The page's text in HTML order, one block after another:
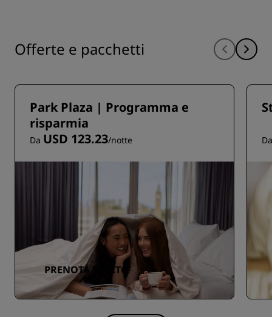
Offerte e pacchetti
Park Plaza | Programma e
risparmia
Da USD 123.23/notte
PRENOTA SUBITO